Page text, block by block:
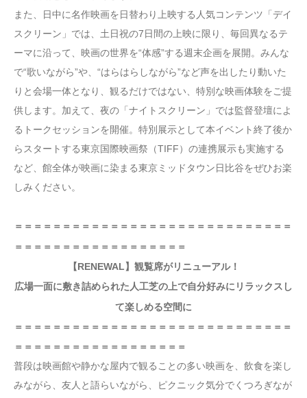
また、日中に名作映画を日替わり上映する人気コンテンツ「デイ
スクリーン」では、土日祝の7日間の上映に限り、毎回異なるテ
ーマに沿って、映画の世界を“体感”する週末企画を展開。みんな
で“歌いながら”や、“はらはらしながら”など声を出したり動いた
りと会場一体となり、観るだけではない、特別な映画体験をご提
供します。加えて、夜の「ナイトスクリーン」では監督登壇によ
るトークセッションを開催。特別展示として本イベント終了後か
らスタートする東京国際映画祭（TIFF）の連携展示も実施する
など、館全体が映画に染まる東京ミッドタウン日比谷をぜひお楽
しみください。
＝＝＝＝＝＝＝＝＝＝＝＝＝＝＝＝＝＝＝＝＝＝＝＝＝＝＝＝＝
＝＝＝＝＝＝＝＝＝＝＝＝＝＝＝＝＝＝
【RENEWAL】観覧席がリニューアル！
広場一面に敷き詰められた人工芝の上で自分好みにリラックスし
て楽しめる空間に
＝＝＝＝＝＝＝＝＝＝＝＝＝＝＝＝＝＝＝＝＝＝＝＝＝＝＝＝＝
＝＝＝＝＝＝＝＝＝＝＝＝＝＝＝＝＝＝
普段は映画館や静かな屋内で観ることの多い映画を、飲食を楽し
みながら、友人と語らいながら、ピクニック気分でくつろぎなが